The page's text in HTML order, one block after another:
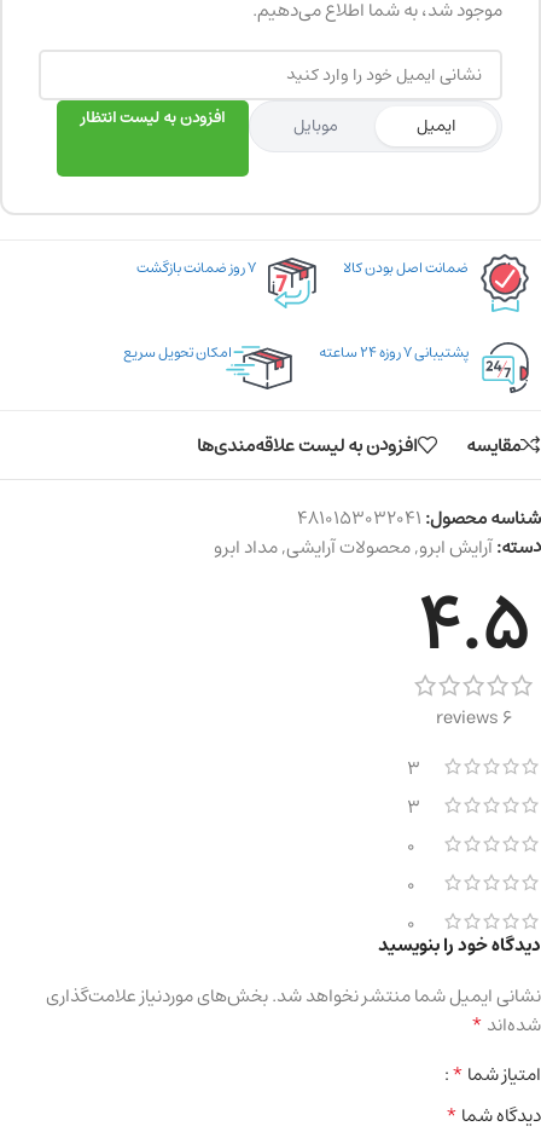
موجود شد، به شما اطلاع می‌دهیم.
ایمیل موبایل افزودن به لیست انتظار
ضمانت اصل بودن کالا ۷ روز ضمانت بازگشت
پشتیبانی ۷ روزه ۲۴ ساعته امکان تحویل سریع
مقایسه افزودن به لیست علاقه‌مندی‌ها
شناسه محصول:4810153032041
دسته:آرایش ابرو,محصولات آرایشی,مداد ابرو
4.5
6 reviews
3
3
0
0
0
دیدگاه خود را بنویسید
نشانی ایمیل شما منتشر نخواهد شد.بخش‌های موردنیاز علامت‌گذاری
شده‌اند*
امتیاز شما*
دیدگاه شما*